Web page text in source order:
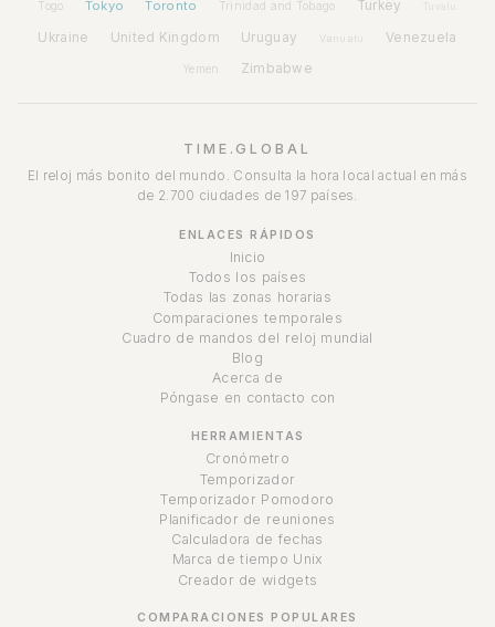
Togo Tokyo Toronto Trinidad and Tobago Turkey Tuvalu
Ukraine United Kingdom Uruguay Vanuatu Venezuela
Yemen Zimbabwe
TIME.GLOBAL
El reloj más bonito del mundo. Consulta la hora local actual en más
de 2.700 ciudades de 197 países.
ENLACES RÁPIDOS
Inicio
Todos los países
Todas las zonas horarias
Comparaciones temporales
Cuadro de mandos del reloj mundial
Blog
Acerca de
Póngase en contacto con
HERRAMIENTAS
Cronómetro
Temporizador
Temporizador Pomodoro
Planificador de reuniones
Calculadora de fechas
Marca de tiempo Unix
Creador de widgets
COMPARACIONES POPULARES